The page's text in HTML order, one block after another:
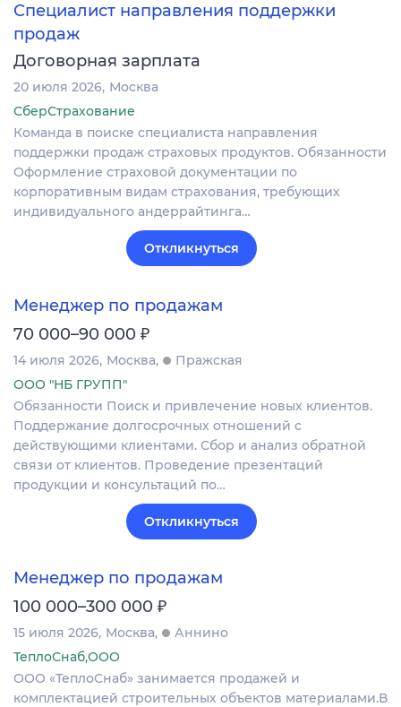
Специалист направления поддержки
продаж
Договорная зарплата
20 июля 2026 Москва
СберСтрахование
Команда в поиске специалиста направления
поддержки продаж страховых продуктов. Обязанности
Оформление страховой документации по
корпоративным видам страхования, требующих
индивидуального андеррайтинга…
Откликнуться
Менеджер по продажам
70 000–90 000 ₽
14 июля 2026 Москва
Пражская
ООО "НБ ГРУПП"
Обязанности Поиск и привлечение новых клиентов.
Поддержание долгосрочных отношений с
действующими клиентами. Сбор и анализ обратной
связи от клиентов. Проведение презентаций
продукции и консультаций по…
Откликнуться
Менеджер по продажам
100 000–300 000 ₽
15 июля 2026 Москва
Аннино
ТеплоСнаб,ООО
ООО «ТеплоСнаб» занимается продажей и
комплектацией строительных объектов материалами.В